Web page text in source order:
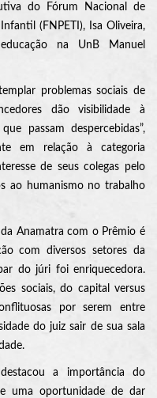
do Fórum Nacional de
(FNPETI), Isa Oliveira,
na UnB Manuel
problemas sociais de
dão visibilidade à
passam despercebidas”,
em relação à categoria
de seus colegas pelo
ao humanismo no trabalho
Anamatra com o Prêmio é
com diversos setores da
do júri foi enriquecedora.
sociais, do capital versus
por serem entre
do juiz sair de sua sala
a importância do
uma oportunidade de dar